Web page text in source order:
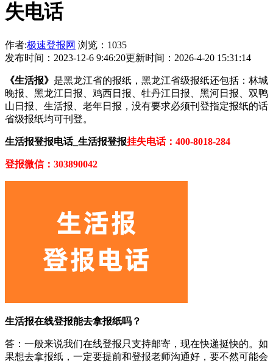
失电话
作者:极速登报网 浏览：1035
发布时间：2023-12-6 9:46:20更新时间：2026-4-20 15:31:14
《生活报》 是黑龙江省的报纸，黑龙江省级报纸还包括：林城
晚报、黑龙江日报、鸡西日报、牡丹江日报、黑河日报、双鸭
山日报、生活报、老年日报，没有要求必须刊登指定报纸的话
省级报纸均可刊登。
生活报登报电话_生活报登报挂失电话：400-8018-284
登报微信：303890042
生活报在线登报能去拿报纸吗？
答：一般来说我们在线登报只支持邮寄，现在快递挺快的。如
果想去拿报纸，一定要提前和登报老师沟通好，要不然可能会